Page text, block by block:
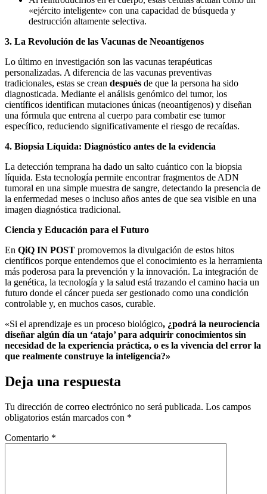
«ejército inteligente» con una capacidad de búsqueda y
destrucción altamente selectiva.
3. La Revolución de las Vacunas de Neoantígenos
Lo último en investigación son las vacunas terapéuticas
personalizadas. A diferencia de las vacunas preventivas
tradicionales, estas se crean después de que la persona ha sido
diagnosticada. Mediante el análisis genómico del tumor, los
científicos identifican mutaciones únicas (neoantígenos) y diseñan
una fórmula que entrena al cuerpo para combatir ese tumor
específico, reduciendo significativamente el riesgo de recaídas.
4. Biopsia Líquida: Diagnóstico antes de la evidencia
La detección temprana ha dado un salto cuántico con la biopsia
líquida. Esta tecnología permite encontrar fragmentos de ADN
tumoral en una simple muestra de sangre, detectando la presencia de
la enfermedad meses o incluso años antes de que sea visible en una
imagen diagnóstica tradicional.
Ciencia y Educación para el Futuro
En QiQ IN POST promovemos la divulgación de estos hitos
científicos porque entendemos que el conocimiento es la herramienta
más poderosa para la prevención y la innovación. La integración de
la genética, la tecnología y la salud está trazando el camino hacia un
futuro donde el cáncer pueda ser gestionado como una condición
controlable y, en muchos casos, curable.
«Si el aprendizaje es un proceso biológico, ¿podrá la neurociencia
diseñar algún día un ‘atajo’ para adquirir conocimientos sin
necesidad de la experiencia práctica, o es la vivencia del error la
que realmente construye la inteligencia?»
Deja una respuesta
Tu dirección de correo electrónico no será publicada. Los campos
obligatorios están marcados con *
Comentario *